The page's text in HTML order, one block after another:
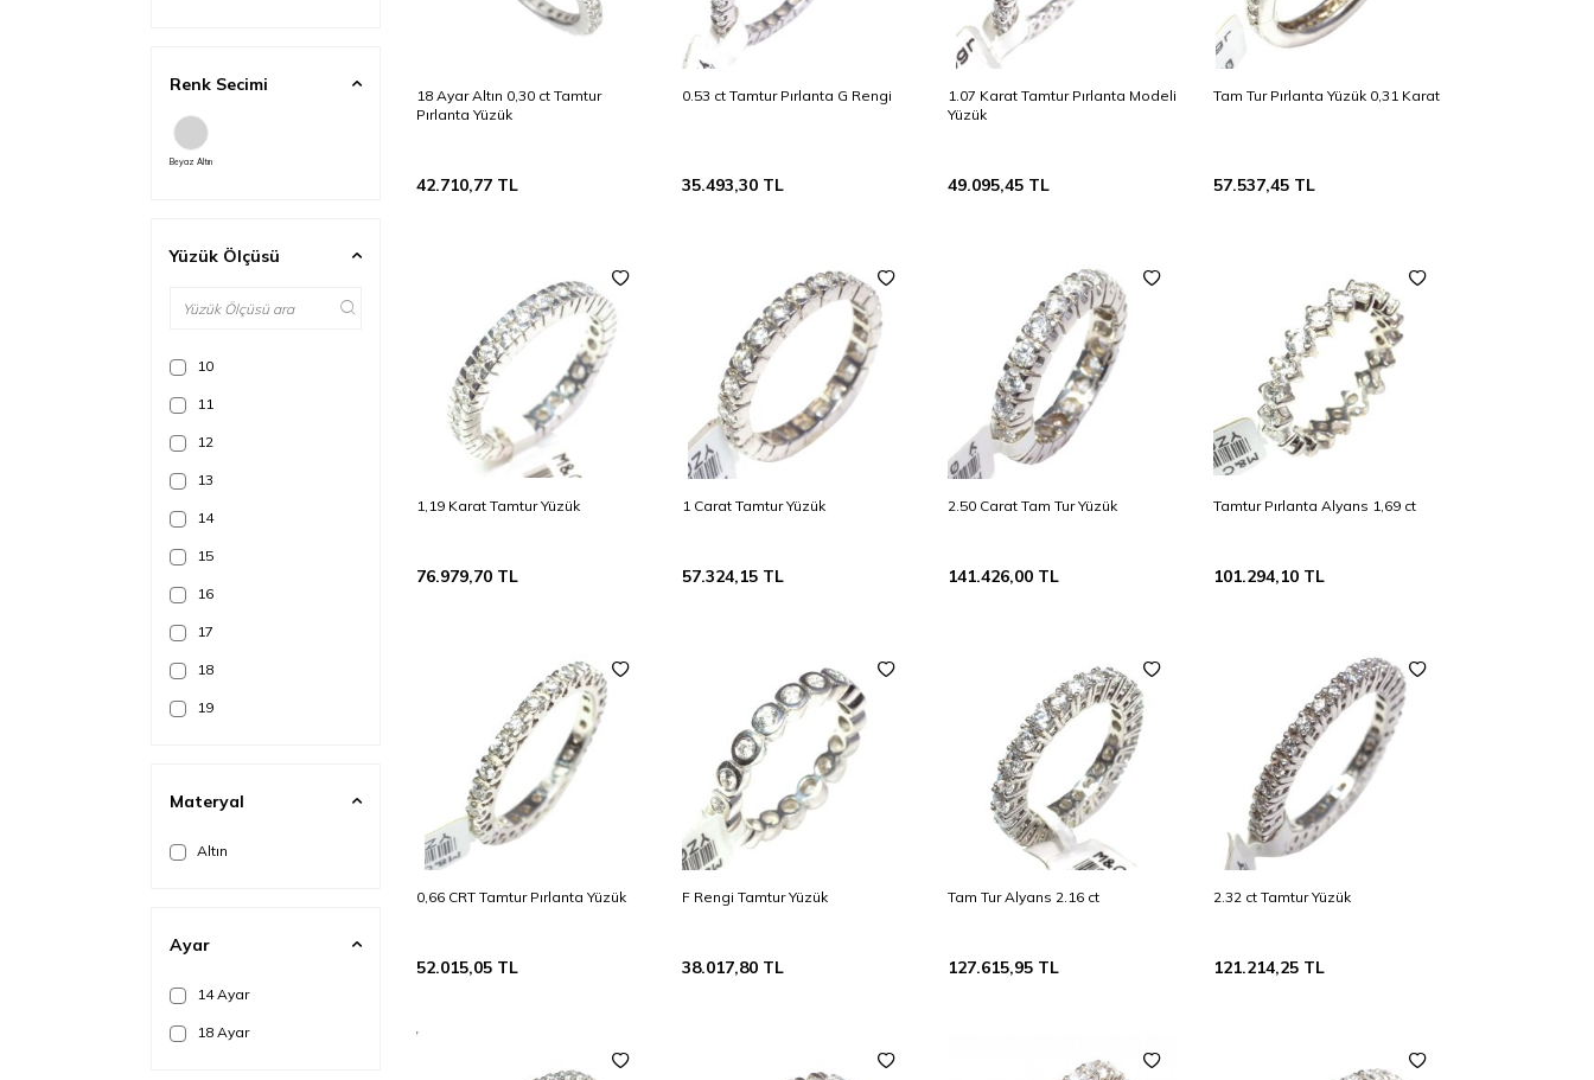
Renk Secimi
Beyaz Altın
Yüzük Ölçüsü
10
11
12
13
14
15
16
17
18
19
23
Materyal
Altın
Ayar
14 Ayar
18 Ayar
18 Ayar Altın 0,30 ct Tamtur
Pırlanta Yüzük
42.710,77 TL
0.53 ct Tamtur Pırlanta G Rengi
35.493,30 TL
1.07 Karat Tamtur Pırlanta Modeli
Yüzük
49.095,45 TL
Tam Tur Pırlanta Yüzük 0,31 Karat
57.537,45 TL
1,19 Karat Tamtur Yüzük
76.979,70 TL
1 Carat Tamtur Yüzük
57.324,15 TL
2.50 Carat Tam Tur Yüzük
141.426,00 TL
Tamtur Pırlanta Alyans 1,69 ct
101.294,10 TL
0,66 CRT Tamtur Pırlanta Yüzük
52.015,05 TL
F Rengi Tamtur Yüzük
38.017,80 TL
Tam Tur Alyans 2.16 ct
127.615,95 TL
2.32 ct Tamtur Yüzük
121.214,25 TL